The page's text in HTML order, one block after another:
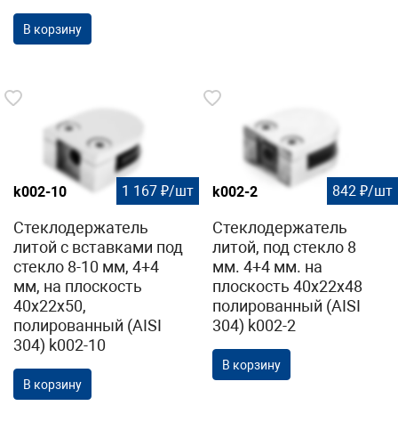
В корзину
k002-10 1 167 ₽/шт
Стеклодержатель
литой с вставками под
стекло 8-10 мм, 4+4
мм, на плоскость
40х22х50,
полированный (AISI
304) k002-10
В корзину
k002-2 842 ₽/шт
Стеклодержатель
литой, под стекло 8
мм. 4+4 мм. на
плоскость 40х22х48
полированный (AISI
304) k002-2
В корзину